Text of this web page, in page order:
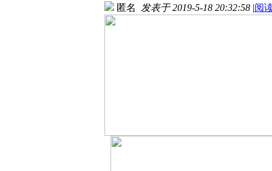
匿名 发表于 2019-5-18 20:32:58 |阅